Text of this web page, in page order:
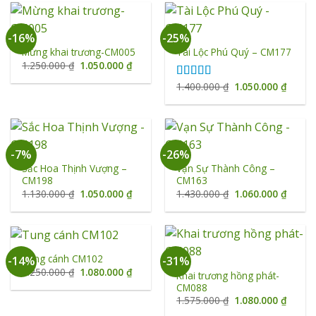
-16%
Mừng khai trương-CM005
1.250.000₫ Giá
gốc
là:
1.050.000₫Giá
tại
-25%
Tài Lộc Phú Quý – CM177
Được xếp
1.400.000₫ Giá
là:
1.050.000₫Giá
tại
-7%
Sắc Hoa Thịnh Vượng –
CM198
1.130.000₫ Giá
gốc
là:
1.050.000₫Giá
tại
1.050.000 ₫.
-26%
Vạn Sự Thành Công –
CM163
1.430.000₫ Giá
gốc
là:
1.060.000₫Giá
tại
-14%Tung cánh CM102
1.250.000₫ Giá
gốc
là:
1.080.000₫Giá
tại
1.080.000 ₫.
-31%
Khai trương hồng phát-
CM088
1.575.000₫ Giá
gốc
1.080.000₫Giá